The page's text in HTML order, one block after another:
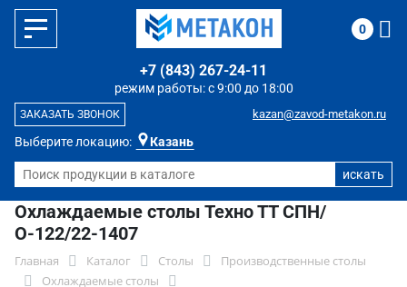
Выберите локацию: Казань
режим работы: с 9:00 до 18:00
+7 (843) 267-24-11
kazan@zavod-metakon.ru
ЗАКАЗАТЬ ЗВОНОК
0
Охлаждаемые столы Техно ТТ СПН/
О-122/22-1407
Главная Каталог Столы
Производственные столы
Охлаждаемые столы